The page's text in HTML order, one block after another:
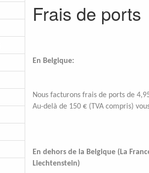
Frais de ports
En Belgique:
Nous facturons frais de ports de
Au-delà de 150 € (TVA compris)
En dehors de la Belgique (La
Liechtenstein)